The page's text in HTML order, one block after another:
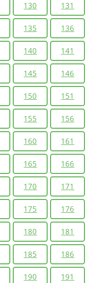
130 131
135 136
140 141
145 146
150 151
155 156
160 161
165 166
170 171
175 176
180 181
185 186
190 191